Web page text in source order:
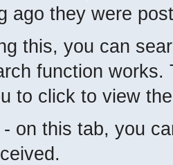
ago they were
this, you can
function
to click to view
on this tab, you